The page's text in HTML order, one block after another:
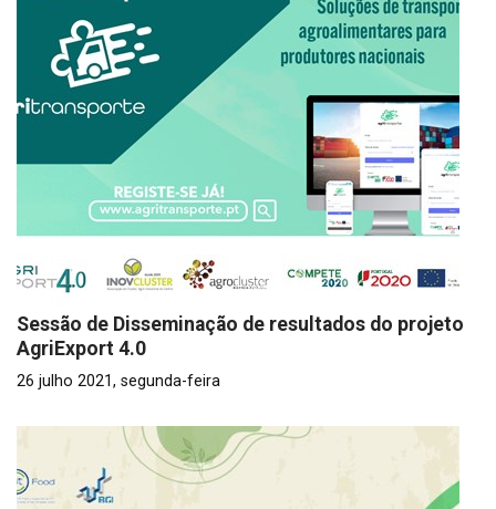
Sessão de Disseminação de resultados do projeto
AgriExport 4.0
26 julho 2021, segunda-feira